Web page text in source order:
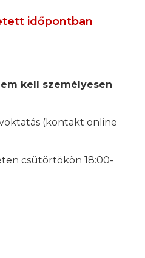
időpontban
kell személyesen
(kontakt online
csütörtökön 18:00-